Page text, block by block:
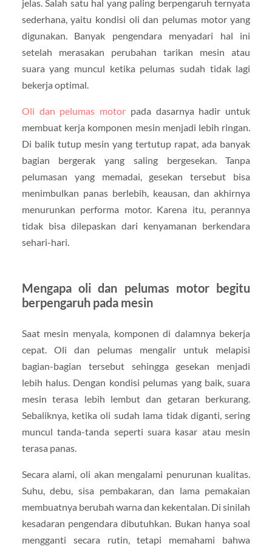
jelas. Salah satu hal yang paling berpengaruh ternyata
sederhana, yaitu kondisi oli dan pelumas motor yang
digunakan. Banyak pengendara menyadari hal ini
setelah merasakan perubahan tarikan mesin atau
suara yang muncul ketika pelumas sudah tidak lagi
bekerja optimal.
Oli dan pelumas motor pada dasarnya hadir untuk
membuat kerja komponen mesin menjadi lebih ringan.
Di balik tutup mesin yang tertutup rapat, ada banyak
bagian bergerak yang saling bergesekan. Tanpa
pelumasan yang memadai, gesekan tersebut bisa
menimbulkan panas berlebih, keausan, dan akhirnya
menurunkan performa motor. Karena itu, perannya
tidak bisa dilepaskan dari kenyamanan berkendara
sehari-hari.
Mengapa oli dan pelumas motor begitu
berpengaruh pada mesin
Saat mesin menyala, komponen di dalamnya bekerja
cepat. Oli dan pelumas mengalir untuk melapisi
bagian-bagian tersebut sehingga gesekan menjadi
lebih halus. Dengan kondisi pelumas yang baik, suara
mesin terasa lebih lembut dan getaran berkurang.
Sebaliknya, ketika oli sudah lama tidak diganti, sering
muncul tanda-tanda seperti suara kasar atau mesin
terasa panas.
Secara alami, oli akan mengalami penurunan kualitas.
Suhu, debu, sisa pembakaran, dan lama pemakaian
membuatnya berubah warna dan kekentalan. Di sinilah
kesadaran pengendara dibutuhkan. Bukan hanya soal
mengganti secara rutin, tetapi memahami bahwa